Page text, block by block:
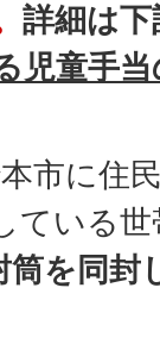
詳細は下
児童手
市に住
ている
を同封